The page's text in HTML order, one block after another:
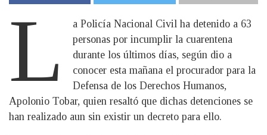
L
a Policía Nacional Civil ha detenido a 63
personas por incumplir la cuarentena
durante los últimos días, según dio a
conocer esta mañana el procurador para la
Defensa de los Derechos Humanos,
Apolonio Tobar, quien resaltó que dichas detenciones se
han realizado aun sin existir un decreto para ello.